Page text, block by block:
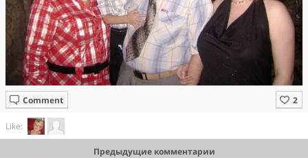
Comment
Like:
Предыдущие комментарии